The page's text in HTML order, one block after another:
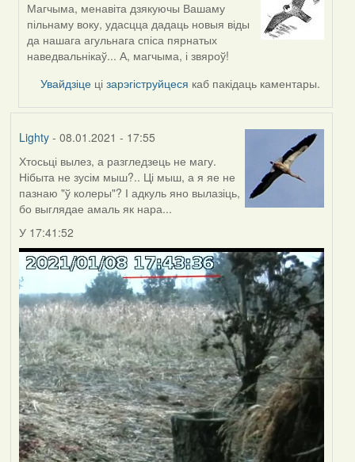
In
reply
to
by
Harrier
Магчыма, менавіта дзякуючы Вашаму
пільнаму воку, удасцца дадаць новыя віды
да нашага агульнага спіса пярнатых
наведвальнікаў... А, магчыма, і звяроў!
Увайдзіце цізарэгіструйцеся каб пакідаць каментары.
Lighty- 08.01.2021 - 17:55
Хтосьці вылез, а разгледзець не магу.
Нібыта не зусім мыш?.. Ці мыш, а я яе не
пазнаю "ў колеры"? І адкуль яно вылазіць,
бо выглядае амаль як нара...
У 17:41:52